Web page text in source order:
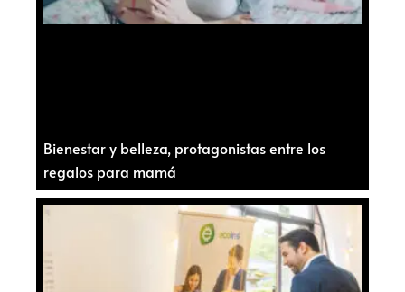
Bienestar y belleza, protagonistas entre los
regalos para mamá